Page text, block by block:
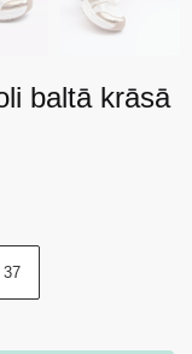
baltā krāsā
37